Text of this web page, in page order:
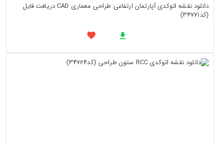
دانلود نقشه اتوکدی آپارتمان ارتفاعی طراحی معماری CAD دریافت فایل
(کد34771)